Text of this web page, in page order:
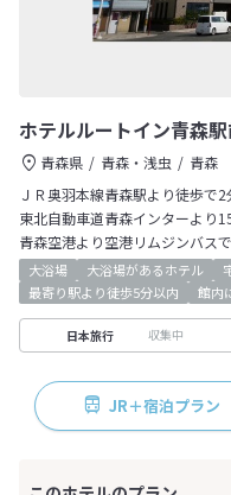
ホテルルートイン青森
青森県 青森・浅虫
青森
ＪＲ奥羽本線青森駅より徒歩で2
東北自動車道青森インターより
青森空港より空港リムジンバス
大浴場 大浴場があるホテル
最寄り駅より徒歩5分以内
館内
日本旅行 収集中
JR＋宿泊プラン